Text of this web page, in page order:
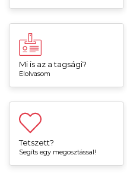
Mi is az a tagsági?
Elolvasom
Tetszett?
Segíts egy megosztással!